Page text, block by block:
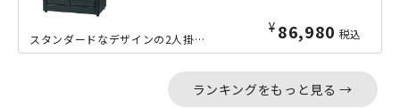
¥ 86,980 税込
スタンダードなデザインの2人掛け応接ソファーです。フレームには天然木、張地には水...
ランキングをもっと見る →